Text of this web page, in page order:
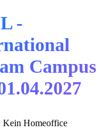
-
Campus
Kein Homeoffice